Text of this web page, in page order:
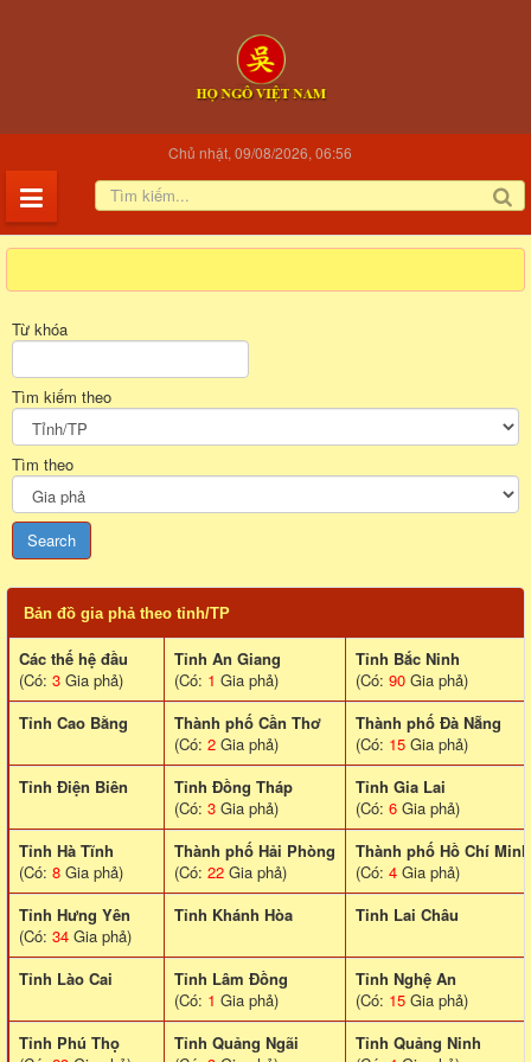
Chủ nhật, 09/08/2026, 06:56
Từ khóa
Tìm kiếm theo
Tìm theo
Bản đồ gia phả theo tỉnh/TP
Các thế hệ đầu
(Có: 3 Gia phả)
Tỉnh An Giang
(Có: 1 Gia phả)
Tỉnh Bắc Ninh
(Có: 90 Gia phả)
Tỉnh Cao Bằng
Thành phố Cần Thơ
(Có: 2 Gia phả)
Thành phố Đà Nẵng
(Có: 15 Gia phả)
Tỉnh Điện Biên
Tỉnh Đồng Tháp
(Có: 3 Gia phả)
Tỉnh Gia Lai
(Có: 6 Gia phả)
Tỉnh Hà Tĩnh
(Có: 8 Gia phả)
Thành phố Hải Phòng
(Có: 22 Gia phả)
Thành phố Hồ Chí Minh
(Có: 4 Gia phả)
Tỉnh Hưng Yên
(Có: 34 Gia phả)
Tỉnh Khánh Hòa Tinh Lai Châu
Tỉnh Lào Cai
Tỉnh Lâm Đồng
(Có: 1 Gia phả)
Tỉnh Nghệ An
(Có: 15 Gia phả)
Tỉnh Phú Thọ
Tỉnh Quảng Ngãi
Tỉnh Quảng Ninh